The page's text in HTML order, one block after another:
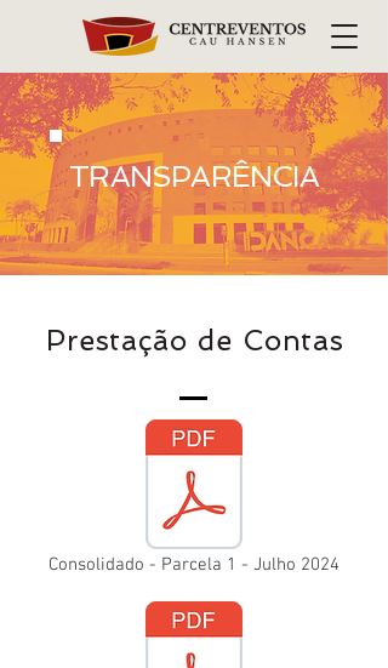
TRANSPARÊNCIA
Prestação de Contas
Consolidado - Parcela 1 - Julho 2024